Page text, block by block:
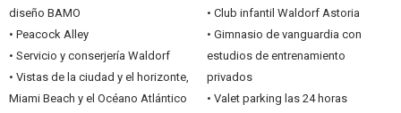
diseño BAMO
• Peacock Alley
• Servicio y conserjería Waldorf
• Vistas de la ciudad y el horizonte,
Miami Beach y el Océano Atlántico
• Club infantil Waldorf Astoria
• Gimnasio de vanguardia con
estudios de entrenamiento
privados
• Valet parking las 24 horas